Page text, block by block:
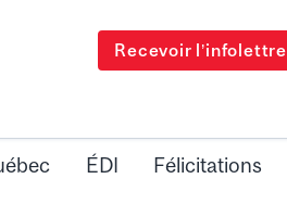
Recevoir l’infolettre
ÉDI Félicitations